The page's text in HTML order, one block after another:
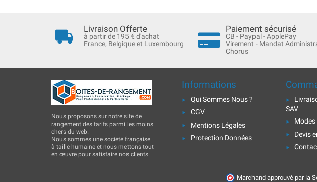
Livraison Offerte
à partir de 195 € d'achat
France, Belgique et Luxembourg
Paiement sécurisé
CB - Paypal - ApplePay
Virement - Mandat
Chorus
Nous proposons sur notre site de
rangement des tarifs parmi les moins
chers du web.
Nous sommes une société française
à taille humaine et nous mettons tout
en œuvre pour satisfaire nos clients.
Informations
Qui Sommes Nous ?
CGV
Mentions Légales
Protection Données
SAV
Modes
Devis
Marchand approuvé par la